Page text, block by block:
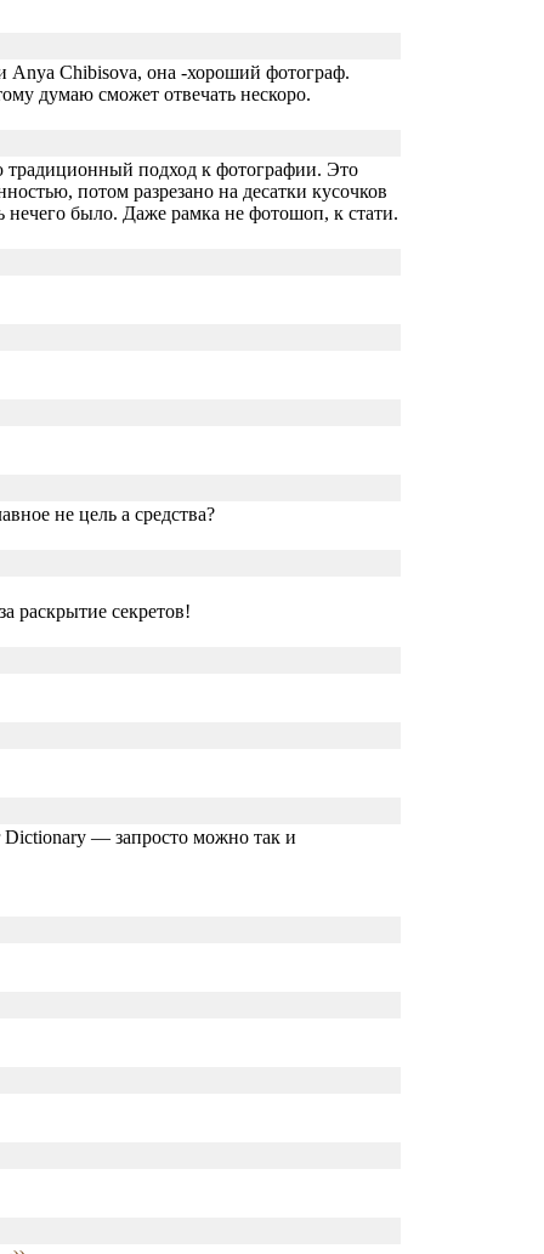
Anya Chibisova, она -хороший фотограф.
думаю сможет отвечать нескоро.
подход к фотографии. Это
потом разрезано на десатки кусочков
нечего было. Даже рамка не фотошоп, к стати.
не цель а средства?
раскрытие секретов!
Dictionary — запросто можно так и